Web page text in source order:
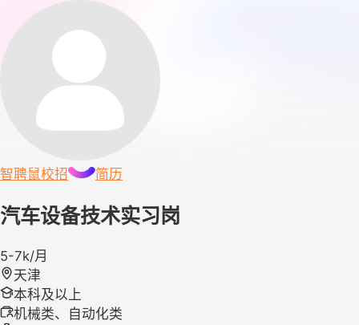
智聘鼠校招 简历
汽车设备技术实习岗
5-7k/月
天津
本科及以上
机械类、自动化类